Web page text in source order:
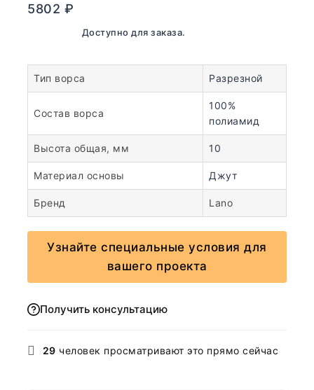
5802 ₽
В наличии. Доступно для заказа.
Тип ворса Разрезной
Состав ворса
100%
полиамид
Высота общая, мм 10
Материал основы Джут
Бренд Lano
Узнайте специальные условия для
вашего проекта
Получить консультацию
29 человек просматривают это прямо сейчас